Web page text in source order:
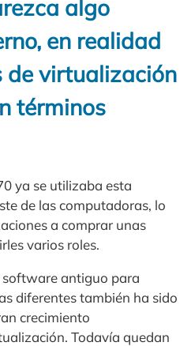
algo
en realidad
de virtualización
términos
ya se utilizaba esta
de las computadoras, lo
a comprar unas
varios roles.
software antiguo para
diferentes también ha sido
crecimiento
Todavía quedan